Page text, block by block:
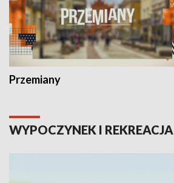
Przemiany
WYPOCZYNEK I REKREACJA